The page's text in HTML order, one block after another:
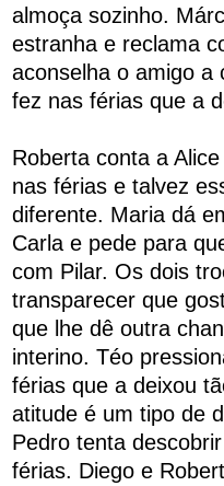
almoça sozinho.
estranha e reclama
aconselha o amigo a
fez nas férias que a
Roberta conta a
nas férias e talvez
diferente. Maria dá
Carla e pede para
com Pilar. Os dois
transparecer que
que lhe dê outra
interino. Téo
férias que a deixou
atitude é um tipo de
Pedro tenta
férias. Diego e